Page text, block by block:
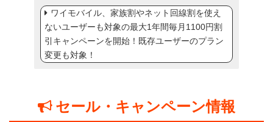
ワイモバイル、家族割やネット回線割を使え
ないユーザーも対象の最大1年間毎月1100円割
引キャンペーンを開始！既存ユーザーのプラン
変更も対象！
セール・キャンペーン情報